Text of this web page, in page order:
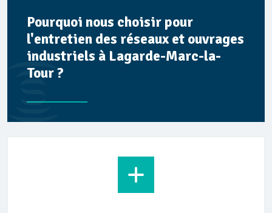
Pourquoi nous choisir pour
l'entretien des réseaux et ouvrages
industriels à Lagarde-Marc-la-
Tour ?